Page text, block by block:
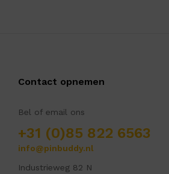
Contact opnemen
Bel of email ons
+31 (0)85 822 6563
info@pinbuddy.nl
Industrieweg 82 N